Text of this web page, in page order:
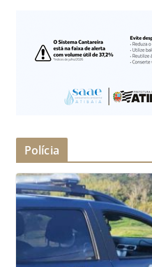
Polícia